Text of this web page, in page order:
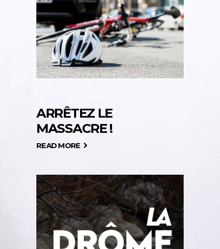
ARRÊTEZ LE
MASSACRE !
READ MORE